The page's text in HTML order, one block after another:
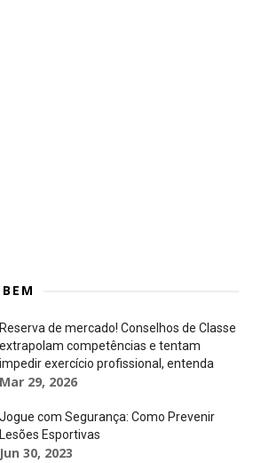
Reserva de mercado! Conselhos de Classe
extrapolam competências e tentam
impedir exercício profissional, entenda
Mar 29, 2026
Jogue com Segurança: Como Prevenir
Lesões Esportivas
Jun 30, 2023